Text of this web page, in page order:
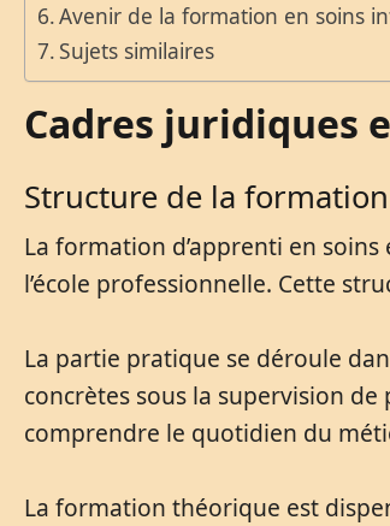
Avenir de la formation en soins
Sujets similaires
Cadres juridiques
Structure de la formation
La formation d’apprenti en
l’école professionnelle. Cette
La partie pratique se déroule
concrètes sous la supervision
comprendre le quotidien du
La formation théorique est